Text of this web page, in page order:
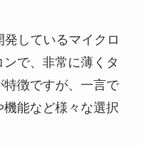
しているマイクロ
で、非常に薄くタ
特徴ですが、一言で
能など様々な選択